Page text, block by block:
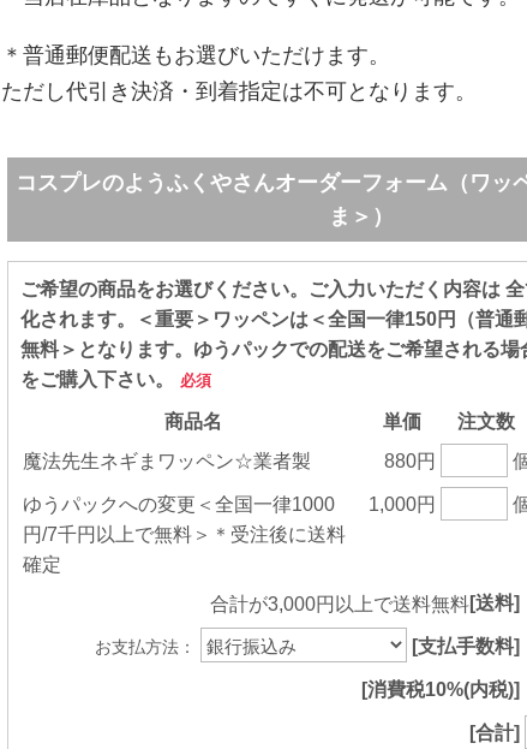
＊普通郵便配送もお選びいただけます。
ただし代引き決済・到着指定は不可となります。